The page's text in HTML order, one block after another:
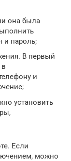
она была
и пароль;
В первый
и
установить
Если
можно